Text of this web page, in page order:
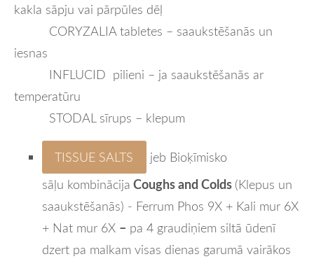
kakla sāpju vai pārpūles dēļ
CORYZALIA tabletes – saaukstēšanās un
iesnas
INFLUCID pilieni – ja saaukstēšanās ar
temperatūru
STODAL sīrups – klepum
TISSUE SALTS
jeb Bioķīmisko
sāļu kombinācija Coughs and Colds (Klepus un
saaukstēšanās) - Ferrum Phos 9X + Kali mur 6X
+ Nat mur 6X – pa 4 graudiņiem siltā ūdenī
dzert pa malkam visas dienas garumā vairākos